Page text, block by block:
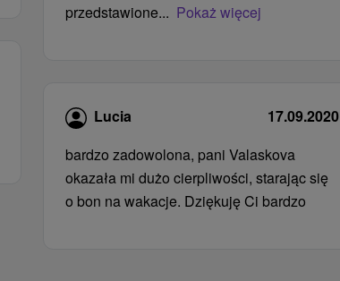
przedstawione... Pokaż więcej
Lucia
17.09.2020
bardzo zadowolona, ​​pani Valaskova
okazała mi dużo cierpliwości, starając się
o bon na wakacje. Dziękuję Ci bardzo